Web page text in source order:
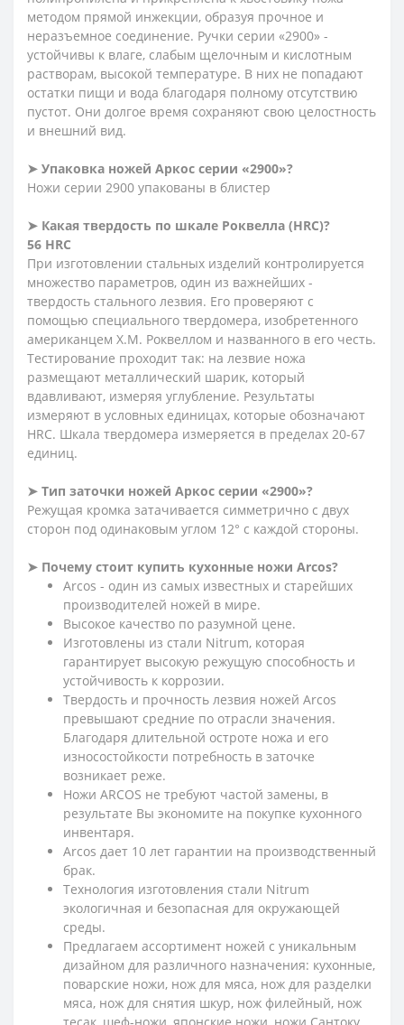
методом прямой инжекции, образуя прочное и
неразъемное соединение. Ручки серии «2900» -
устойчивы к влаге, слабым щелочным и кислотным
растворам, высокой температуре. В них не попадают
остатки пищи и вода благодаря полному отсутствию
пустот. Они долгое время сохраняют свою целостность
и внешний вид.
➤ Упаковка ножей Аркос серии «2900»?
Ножи серии 2900 упакованы в блистер
➤ Какая твердость по шкале Роквелла (HRC)?
56 HRC
При изготовлении стальных изделий контролируется
множество параметров, один из важнейших -
твердость стального лезвия. Его проверяют с
помощью специального твердомера, изобретенного
американцем Х.М. Роквеллом и названного в его честь.
Тестирование проходит так: на лезвие ножа
размещают металлический шарик, который
вдавливают, измеряя углубление. Результаты
измеряют в условных единицах, которые обозначают
HRC. Шкала твердомера измеряется в пределах 20-67
единиц.
➤ Тип заточки ножей Аркос серии «2900»?
Режущая кромка затачивается симметрично с двух
сторон под одинаковым углом 12° с каждой стороны.
➤ Почему стоит купить кухонные ножи Arcos?
Arcos - один из самых известных и старейших
производителей ножей в мире.
Высокое качество по разумной цене.
Изготовлены из стали Nitrum, которая
гарантирует высокую режущую способность и
устойчивость к коррозии.
Твердость и прочность лезвия ножей Arcos
превышают средние по отрасли значения.
Благодаря длительной остроте ножа и его
износостойкости потребность в заточке
возникает реже.
Ножи ARCOS не требуют частой замены, в
результате Вы экономите на покупке кухонного
инвентаря.
Arcos дает 10 лет гарантии на производственный
брак.
Технология изготовления стали Nitrum
экологичная и безопасная для окружающей
среды.
Предлагаем ассортимент ножей с уникальным
дизайном для различного назначения: кухонные,
поварские ножи, нож для мяса, нож для разделки
мяса, нож для снятия шкур, нож филейный, нож